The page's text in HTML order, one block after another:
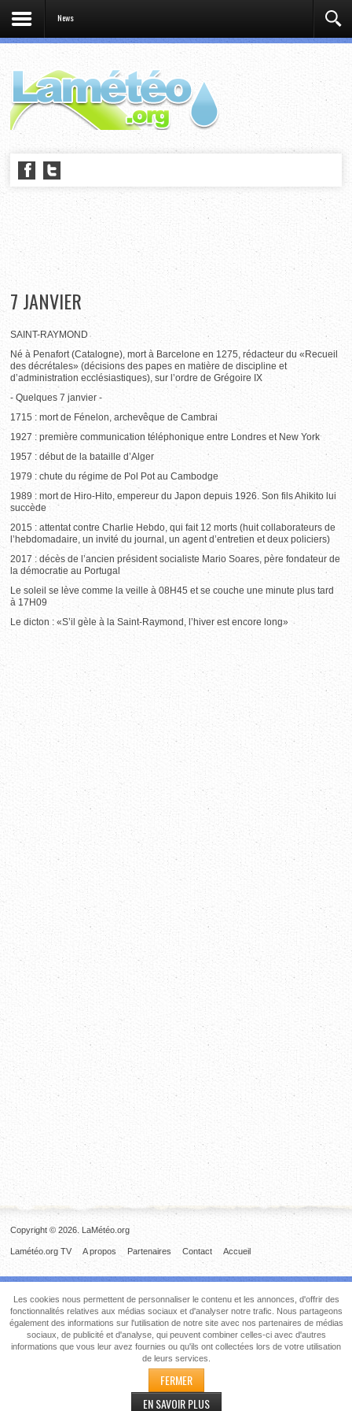
News
7 JANVIER
SAINT-RAYMOND
Né à Penafort (Catalogne), mort à Barcelone en 1275, rédacteur du «Recueil
des décrétales» (décisions des papes en matière de discipline et
d’administration ecclésiastiques), sur l’ordre de Grégoire IX
- Quelques 7 janvier -
1715 : mort de Fénelon, archevêque de Cambrai
1927 : première communication téléphonique entre Londres et New York
1957 : début de la bataille d’Alger
1979 : chute du régime de Pol Pot au Cambodge
1989 : mort de Hiro-Hito, empereur du Japon depuis 1926. Son fils Ahikito lui
succède
2015 : attentat contre Charlie Hebdo, qui fait 12 morts (huit collaborateurs de
l’hebdomadaire, un invité du journal, un agent d’entretien et deux policiers)
2017 : décès de l’ancien président socialiste Mario Soares, père fondateur de
la démocratie au Portugal
Le soleil se lève comme la veille à 08H45 et se couche une minute plus tard
à 17H09
Le dicton : «S’il gèle à la Saint-Raymond, l’hiver est encore long»
Copyright © 2026. LaMétéo.org
Accueil
Contact
Partenaires
A propos
Lamétéo.org TV
Les cookies nous permettent de personnaliser le contenu et les annonces, d'offrir des
fonctionnalités relatives aux médias sociaux et d'analyser notre trafic. Nous partageons
également des informations sur l'utilisation de notre site avec nos partenaires de médias
sociaux, de publicité et d'analyse, qui peuvent combiner celles-ci avec d'autres
informations que vous leur avez fournies ou qu'ils ont collectées lors de votre utilisation
de leurs services.
FERMER
EN SAVOIR PLUS